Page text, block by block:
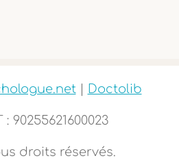
| Doctolib
: 90255621600023
droits réservés.